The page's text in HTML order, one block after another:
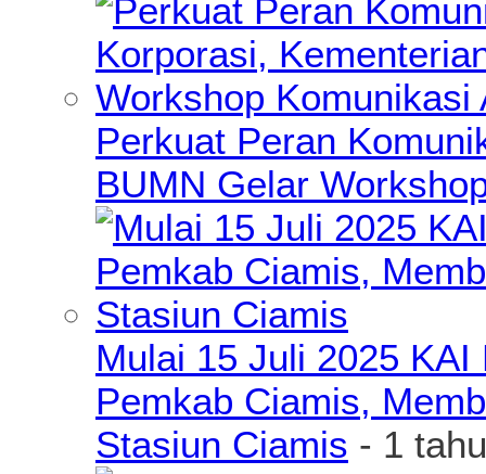
Perkuat Peran
BUMN Gelar
Mulai 15 Juli 2025
Pemkab Ciamis,
Stasiun Ciamis - 1